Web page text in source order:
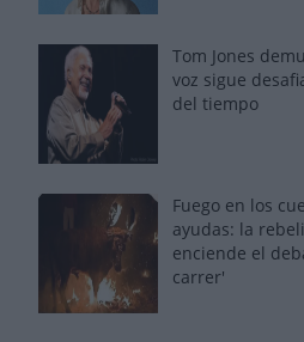
Tom Jones
voz sigue
del tiempo
Fuego en los
ayudas: la
enciende el
carrer'